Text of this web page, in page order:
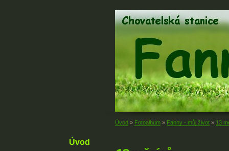
Úvod
Úvod » Fotoalbum » Fanny - můj život » 13